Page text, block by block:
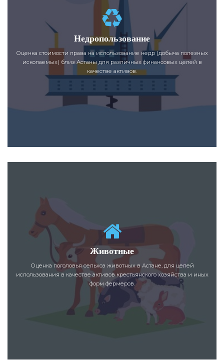
Недропользование
Оценка стоимости права на использование недр (добыча полезных
ископаемых) близ Астаны для различных финансовых целей в
качестве активов.
Животные
Оценка поголовья сельхоз животных в Астане, для целей
использования в качестве активов крестьянского хозяйства и иных
форм фермеров.